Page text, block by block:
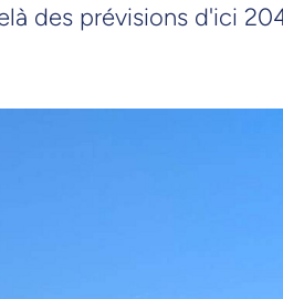
des prévisions d'ici